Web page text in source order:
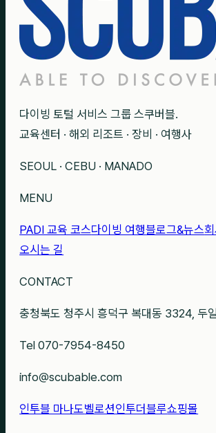
다이빙 토털 서비스 그룹 스쿠버블.
교육센터 · 해외 리조트 · 장비 · 여행사
SEOUL · CEBU · MANADO
MENU
PADI 교육 코스다이빙 여행블로그&뉴스
오시는 길
CONTACT
충청북도 청주시 흥덕구 복대동 3324, 두
Tel 070-7954-8450
info@scubable.com
인투블 마나도벨로션인투더블루쇼핑몰